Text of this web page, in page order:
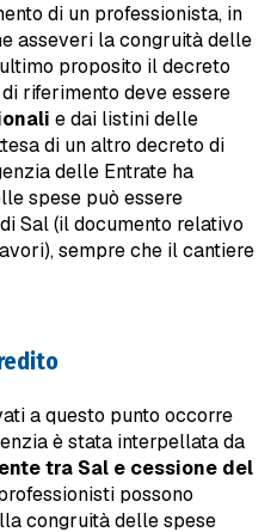
di un professionista, in
asseveri la congruità delle
proposito il decreto
riferimento deve essere
e dai listini delle
di un altro decreto di
delle Entrate ha
spese può essere
Sal (il documento relativo
sempre che il cantiere
a questo punto occorre
è stata interpellata da
tra Sal e cessione del
possono
congruità delle spese